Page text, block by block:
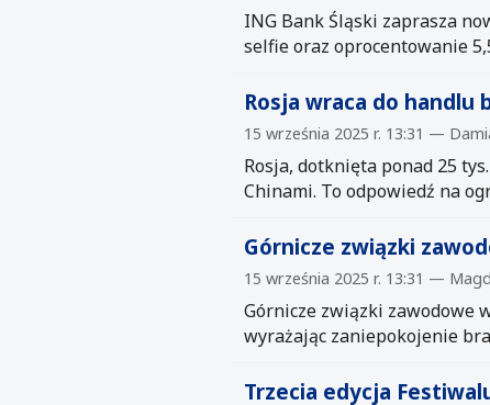
ING Bank Śląski zaprasza
selfie oraz oprocentowanie
Rosja wraca do
15 września 2025 r. 13:31 —
Rosja, dotknięta ponad 25
Chinami. To odpowiedź na
Górnicze związki
15 września 2025 r. 13:31 —
Górnicze związki zawodowe
wyrażając zaniepokojenie
Trzecia edycja